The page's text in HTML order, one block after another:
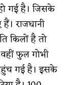
गई है। जिसके
राजधानी
किलों है तो
फुल गोभी
गई है। इसके